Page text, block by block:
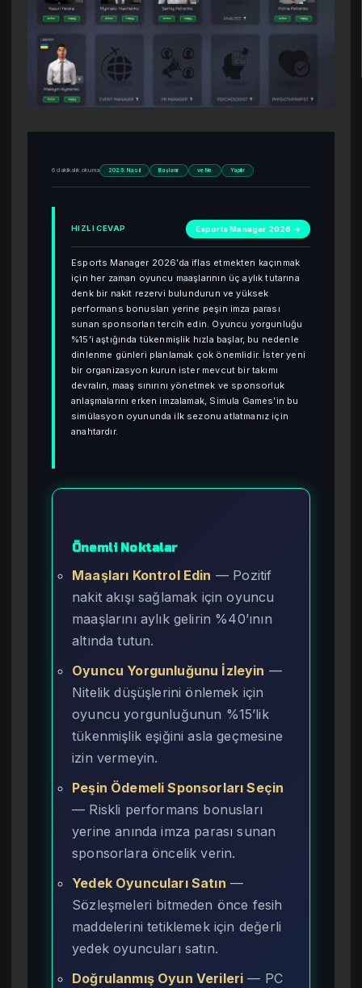
6 dakikalık okuma 2026: Nasıl Başlanır ve Ne Yapılır
HIZLI CEVAP Esports Manager 2026 →
Esports Manager 2026’da iflas etmekten kaçınmak
için her zaman oyuncu maaşlarının üç aylık tutarına
denk bir nakit rezervi bulundurun ve yüksek
performans bonusları yerine peşin imza parası
sunan sponsorları tercih edin. Oyuncu yorgunluğu
%15’i aştığında tükenmişlik hızla başlar, bu nedenle
dinlenme günleri planlamak çok önemlidir. İster yeni
bir organizasyon kurun ister mevcut bir takımı
devralın, maaş sınırını yönetmek ve sponsorluk
anlaşmalarını erken imzalamak, Simula Games’in bu
simülasyon oyununda ilk sezonu atlatmanız için
anahtardır.
Önemli Noktalar
Maaşları Kontrol Edin — Pozitif
nakit akışı sağlamak için oyuncu
maaşlarını aylık gelirin %40’ının
altında tutun.
Oyuncu Yorgunluğunu İzleyin —
Nitelik düşüşlerini önlemek için
oyuncu yorgunluğunun %15’lik
tükenmişlik eşiğini asla geçmesine
izin vermeyin.
Peşin Ödemeli Sponsorları Seçin
— Riskli performans bonusları
yerine anında imza parası sunan
sponsorlara öncelik verin.
Yedek Oyuncuları Satın —
Sözleşmeleri bitmeden önce fesih
maddelerini tetiklemek için değerli
yedek oyuncuları satın.
Doğrulanmış Oyun Verileri — PC